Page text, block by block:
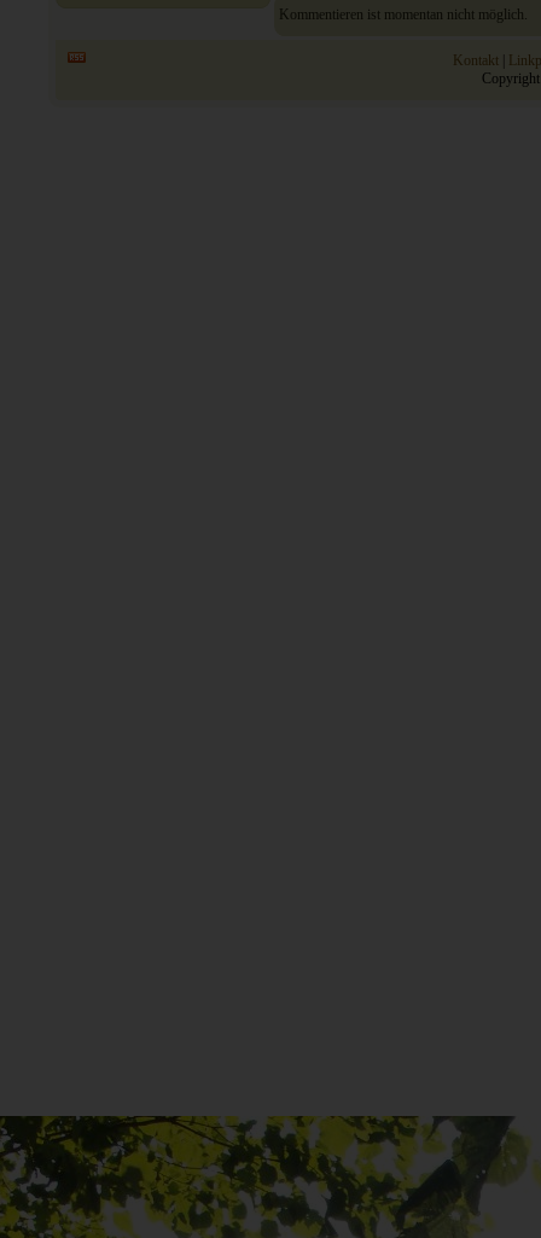
Kommentieren ist momentan nicht möglich.
Kontakt